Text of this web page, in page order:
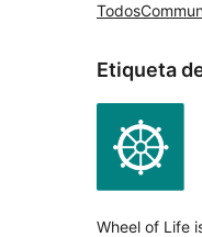
Todos
Etiqueta
Wheel of Life